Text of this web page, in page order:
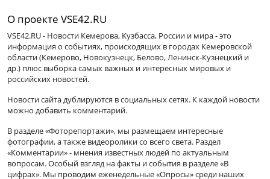
О проекте VSE42.RU
VSE42.RU - Новости Кемерова, Кузбасса, России и мира - это
информация о событиях, происходящих в городах Кемеровской
области (Кемерово, Новокузнецк, Белово, Ленинск-Кузнецкий и
др.) плюс выборка самых важных и интересных мировых и
российских новостей.
Новости сайта дублируются в социальных сетях. К каждой новости
можно добавить комментарий.
В разделе «Фоторепортажи», мы размещаем интересные
фотографии, а также видеоролики со всего света. Раздел
«Комментарии» - мнения известных людей по актуальным
вопросам. Особый взгляд на факты и события в разделе «В
цифрах». Мы проводим еженедельные «Опросы» среди наших